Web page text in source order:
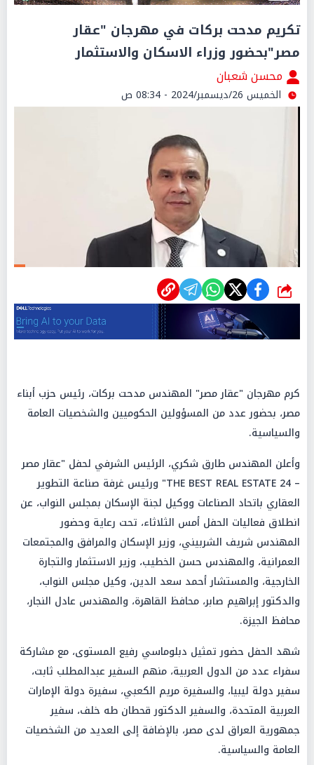
تكريم مدحت بركات في مهرجان "عقار
مصر"بحضور وزراء الاسكان والاستثمار
محسن شعبان
الخميس 26/ديسمبر/2024 - 08:34 ص
شارك
كرم مهرجان "عقار مصر" المهندس مدحت بركات، رئيس حزب أبناء
مصر، بحضور عدد من المسؤولين الحكوميين والشخصيات العامة
والسياسية.
وأعلن المهندس طارق شكري، الرئيس الشرفي لحفل "عقار مصر
– THE BEST REAL ESTATE 24" ورئيس غرفة صناعة التطوير
العقاري باتحاد الصناعات ووكيل لجنة الإسكان بمجلس النواب، عن
انطلاق فعاليات الحفل أمس الثلاثاء، تحت رعاية وحضور
المهندس شريف الشربيني، وزير الإسكان والمرافق والمجتمعات
العمرانية، والمهندس حسن الخطيب، وزير الاستثمار والتجارة
الخارجية، والمستشار أحمد سعد الدين، وكيل مجلس النواب،
والدكتور إبراهيم صابر، محافظ القاهرة، والمهندس عادل النجار،
محافظ الجيزة.
شهد الحفل حضور تمثيل دبلوماسي رفيع المستوى، مع مشاركة
سفراء عدد من الدول العربية، منهم السفير عبدالمطلب ثابت،
سفير دولة ليبيا، والسفيرة مريم الكعبي، سفيرة دولة الإمارات
العربية المتحدة، والسفير الدكتور قحطان طه خلف، سفير
جمهورية العراق لدى مصر، بالإضافة إلى العديد من الشخصيات
العامة والسياسية.